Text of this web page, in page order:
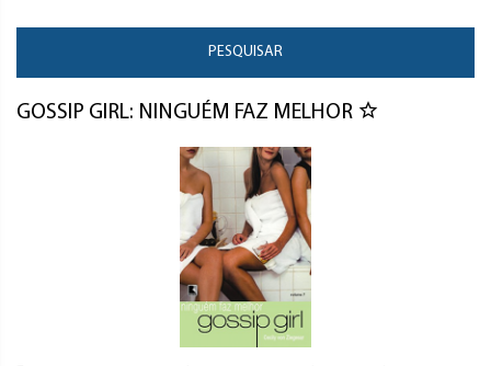
PESQUISAR
GOSSIP GIRL: NINGUÉM FAZ MELHOR